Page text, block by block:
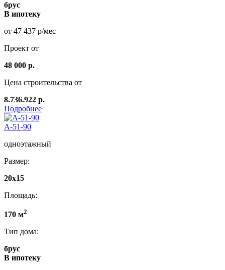
брус
В ипотеку
от 47 437 р/мес
Проект от
48 000 р.
Цена строительства от
8.736.922 р.
Подробнее
А-51-90
одноэтажный
Размер:
20х15
Площадь:
170 м2
Тип дома:
брус
В ипотеку